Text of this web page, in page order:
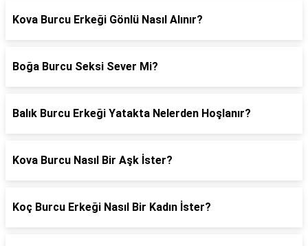
Kova Burcu Erkeği Gönlü Nasıl Alınır?
Boğa Burcu Seksi Sever Mi?
Balık Burcu Erkeği Yatakta Nelerden Hoşlanır?
Kova Burcu Nasıl Bir Aşk İster?
Koç Burcu Erkeği Nasıl Bir Kadın İster?